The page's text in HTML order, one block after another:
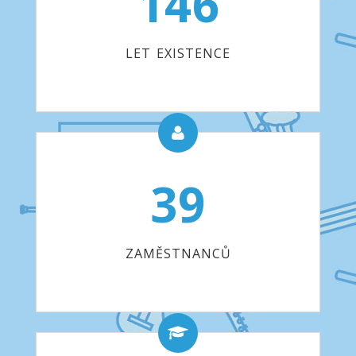
LET EXISTENCE
39
ZAMĚSTNANCŮ